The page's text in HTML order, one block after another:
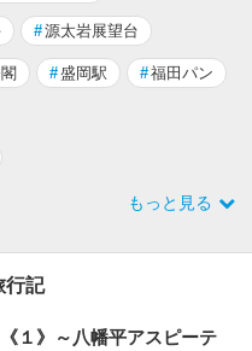
#源太岩展望台
#盛岡駅 #福田パン
もっと見る
行記
１》～八幡平アスピーテ